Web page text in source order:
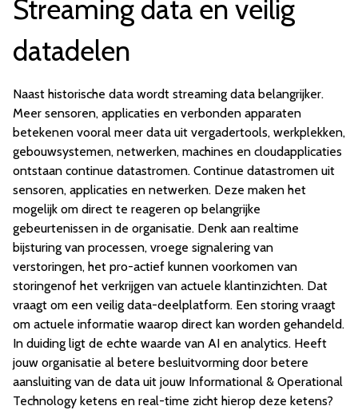
Streaming data en veilig
datadelen
Naast historische data wordt streaming data belangrijker.
Meer sensoren, applicaties en verbonden apparaten
betekenen vooral meer data uit vergadertools, werkplekken,
gebouwsystemen, netwerken, machines en cloudapplicaties
ontstaan continue datastromen. Continue datastromen uit
sensoren, applicaties en netwerken. Deze maken het
mogelijk om direct te reageren op belangrijke
gebeurtenissen in de organisatie. Denk aan realtime
bijsturing van processen, vroege signalering van
verstoringen, het pro-actief kunnen voorkomen van
storingenof het verkrijgen van actuele klantinzichten. Dat
vraagt om een veilig data-deelplatform. Een storing vraagt
om actuele informatie waarop direct kan worden gehandeld.
In duiding ligt de echte waarde van AI en analytics. Heeft
jouw organisatie al betere besluitvorming door betere
aansluiting van de data uit jouw Informational & Operational
Technology ketens en real-time zicht hierop deze ketens?